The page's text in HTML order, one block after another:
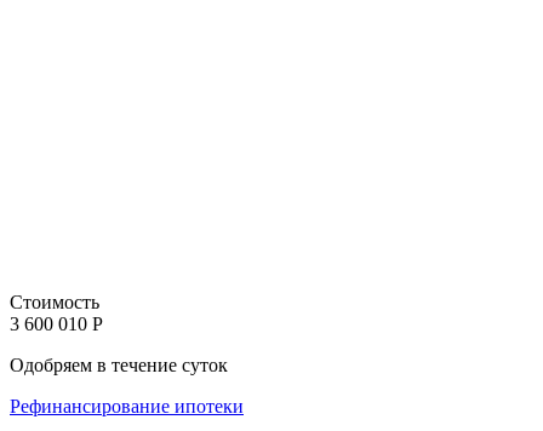
Стоимость
3 600 010 Р
Одобряем в течение суток
Рефинансирование ипотеки